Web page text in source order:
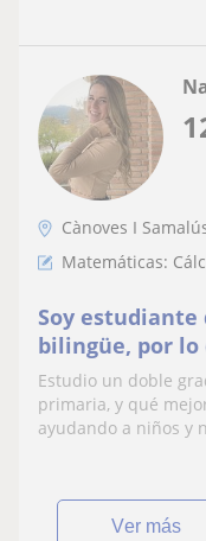
Cànoves I
Matemáticas:
Soy
bilingüe, por lo
a niños y
Estudio un doble
primaria, y qué
ayudando a niños y
ver más